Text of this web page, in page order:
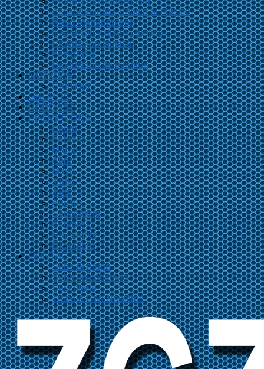
Asesoramiento jurídico al músico
Road management
Ilustración y diseño gráfico
Producción musical
Fotografía
Producción de eventos
NOTICIAS
Crónicas
GRUPOS
PODCAST
EFEMÉRIDES
Enero
Febrero
Marzo
Abril
Mayo
Junio
Julio
Agosto
Septiembre
Octubre
Noviembre
Diciembre
CONTACTO
Sube tu grupo
Sube un concierto
Suscríbete
Trabaja Con Nosotros